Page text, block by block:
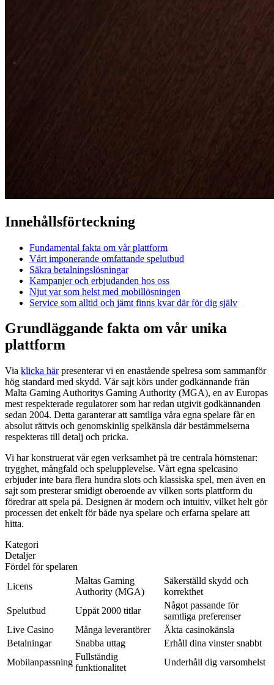
Innehållsförteckning
Fundamental fakta om vår plattform
Vårt imponerande omfattande spelutbud
Säkra betalningslösningar
Kampanjer och erbjudanden hos oss
Njut var som helst med mobillösningen
Service som alltid och jämt finns kvar där för dig själv
Grundläggande fakta om vår unika
plattform
Via klicka härpresenterar vi en enastående spelresa som sammanför
hög standard med skydd. Vår sajt körs under godkännande från
Malta Gaming Authoritys Gaming Authority (MGA), en av Europas
mest respekterade regulatorer som har redan utgivit godkännanden
sedan 2004. Detta garanterar att samtliga våra egna spelare får en
absolut rättvis och genomskinlig spelkänsla där bestämmelserna
respekteras till detalj och pricka.
Vi har konstruerat vår egen verksamhet på tre centrala hörnstenar:
trygghet, mångfald och spelupplevelse. Vårt egna spelcasino
erbjuder inte bara flera hundra slots och klassiska spel, men även en
sajt som presterar smidigt oberoende av vilken sorts plattform du
föredrar att spela på. Designen är modern och intuitiv, vilket helt gör
processen det enkelt för både nya spelare och erfarna spelare att
hitta.
Kategori
Detaljer
Fördel för spelaren
Licens
Maltas Gaming
Authority (MGA)
Säkerställd skydd och
korrekthet
Spelutbud
Uppåt 2000 titlar
Något passande för
samtliga preferenser
Live Casino
Många leverantörer
Äkta casinokänsla
Betalningar
Snabba uttag
Erhåll dina vinster snabbt
Mobilanpassning
Fullständig
funktionalitet
Underhåll dig varsomhelst